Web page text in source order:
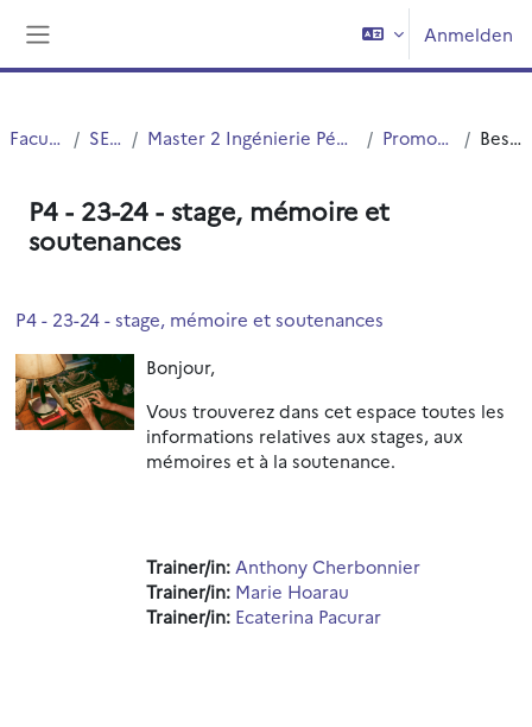
Anmelden
Faculté PsySEF SEF Master Master 2 Ingénierie Pédagogique Multimodale - présentiel Promotion 2023-2024 Beschreibung
P4 - 23-24 - stage, mémoire et
soutenances
P4 - 23-24 - stage, mémoire et soutenances
Bonjour,
Vous trouverez dans cet espace toutes les
informations relatives aux stages, aux
mémoires et à la soutenance.
Trainer/in: Anthony Cherbonnier
Trainer/in: Marie Hoarau
Trainer/in: Ecaterina Pacurar